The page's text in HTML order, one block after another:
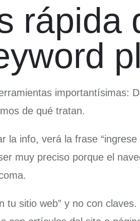
rápida
importantísimas:
de qué tratan.
la info, verá la frase
muy preciso porque el
tu sitio web” y no con